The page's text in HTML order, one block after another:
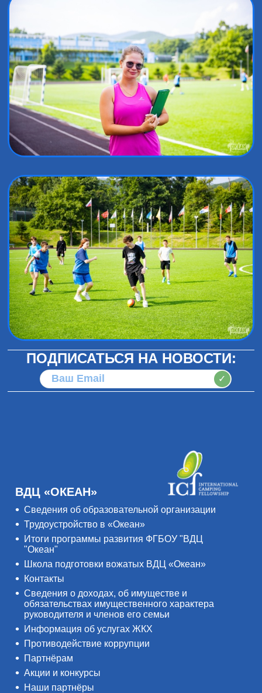
ПОДПИСАТЬСЯ НА НОВОСТИ:
✓
ВДЦ «ОКЕАН»
Сведения об образовательной организации
Трудоустройство в «Океан»
Итоги программы развития ФГБОУ "ВДЦ
"Океан"
Школа подготовки вожатых ВДЦ «Океан»
Контакты
Сведения о доходах, об имуществе и
обязательствах имущественного характера
руководителя и членов его семьи
Информация об услугах ЖКХ
Противодействие коррупции
Партнёрам
Акции и конкурсы
Наши партнёры